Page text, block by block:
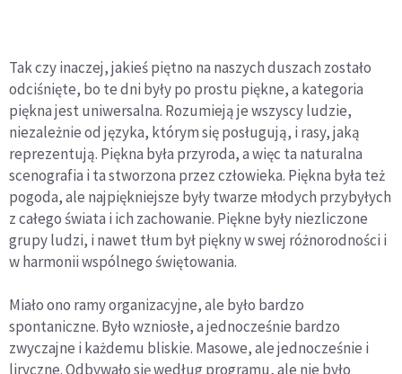
Tak czy inaczej, jakieś piętno na naszych duszach zostało
odciśnięte, bo te dni były po prostu piękne, a kategoria
piękna jest uniwersalna. Rozumieją je wszyscy ludzie,
niezależnie od języka, którym się posługują, i rasy, jaką
reprezentują. Piękna była przyroda, a więc ta naturalna
scenografia i ta stworzona przez człowieka. Piękna była też
pogoda, ale najpiękniejsze były twarze młodych przybyłych
z całego świata i ich zachowanie. Piękne były niezliczone
grupy ludzi, i nawet tłum był piękny w swej różnorodności i
w harmonii wspólnego świętowania.
Miało ono ramy organizacyjne, ale było bardzo
spontaniczne. Było wzniosłe, a jednocześnie bardzo
zwyczajne i każdemu bliskie. Masowe, ale jednocześnie i
liryczne. Odbywało się według programu, ale nie było